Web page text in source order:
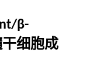
β-
细胞成